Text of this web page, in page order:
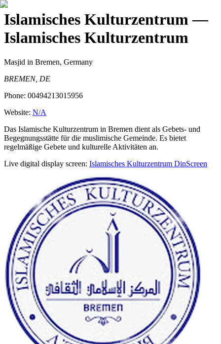
Islamisches Kulturzentrum—
Islamisches Kulturzentrum
Masjid in Bremen, Germany
BREMEN, DE
Phone: 00494213015956
Website: N/A
Das Islamische Kulturzentrum in Bremen dient als Gebets- und
Begegnungsstätte für die muslimische Gemeinde. Es bietet
regelmäßige Gebete und kulturelle Aktivitäten an.
Live digital display screen: Islamisches Kulturzentrum DinScreen